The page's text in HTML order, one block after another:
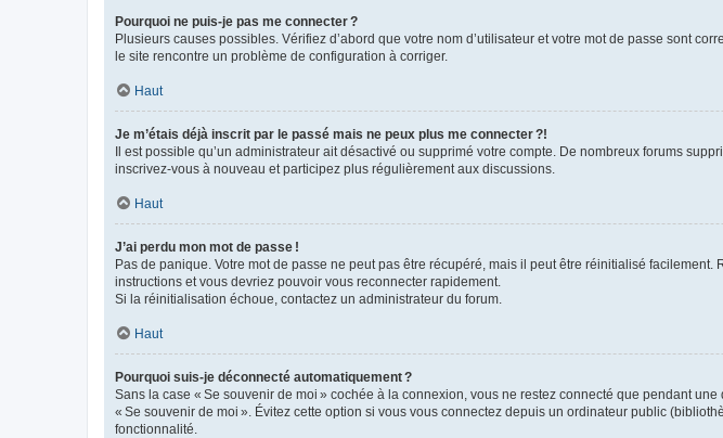
Pourquoi ne puis-je pas me connecter ?
Plusieurs causes possibles. Vérifiez d’abord que votre nom d’utilisateur et votre mot de passe sont
le site rencontre un problème de configuration à corriger.
Haut
Je m’étais déjà inscrit par le passé mais ne peux plus me connecter ?!
Il est possible qu’un administrateur ait désactivé ou supprimé votre compte. De nombreux forums
inscrivez-vous à nouveau et participez plus régulièrement aux discussions.
Haut
J’ai perdu mon mot de passe !
Pas de panique. Votre mot de passe ne peut pas être récupéré, mais il peut être réinitialisé
instructions et vous devriez pouvoir vous reconnecter rapidement.
Si la réinitialisation échoue, contactez un administrateur du forum.
Haut
Pourquoi suis-je déconnecté automatiquement ?
Sans la case « Se souvenir de moi » cochée à la connexion, vous ne restez connecté que pendant
« Se souvenir de moi ». Évitez cette option si vous vous connectez depuis un ordinateur public
fonctionnalité.